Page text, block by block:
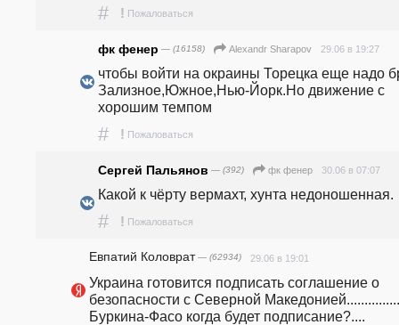
# ! Пожаловаться
фк фенер — (16158) Alexandr Sharapov 29.06 в 19:27
чтобы войти на окраины Торецка еще надо
Зализное,Южное,Нью-Йорк.Но движение с
хорошим темпом
# ! Пожаловаться
Сергей Пальянов — (392) фк фенер 30.06 в 07:07
Какой к чёрту вермахт, хунта недоношенная.
# ! Пожаловаться
Евпатий Коловрат— (62934) 29.06 в 19:01
Украина готовится подписать соглашение о
безопасности с Северной
Буркина-Фасо когда будет подписание?....